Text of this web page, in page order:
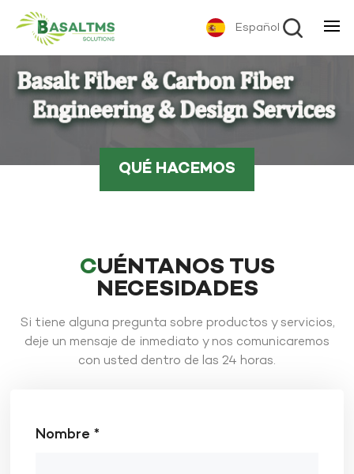
Español
QUÉ HACEMOS
CUÉNTANOS TUS
NECESIDADES
Si tiene alguna pregunta sobre productos y servicios,
deje un mensaje de inmediato y nos comunicaremos
con usted dentro de las 24 horas.
Nombre *